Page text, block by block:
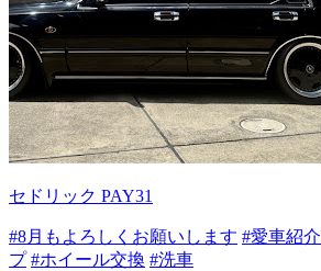
セドリック PAY31
#8月もよろしくお願いします #愛車紹介
プ #ホイール交換 #洗車